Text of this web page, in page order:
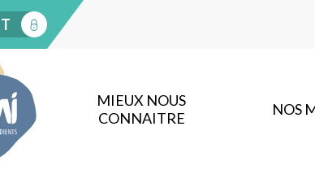
MIEUX NOUS
CONNAITRE
NOS